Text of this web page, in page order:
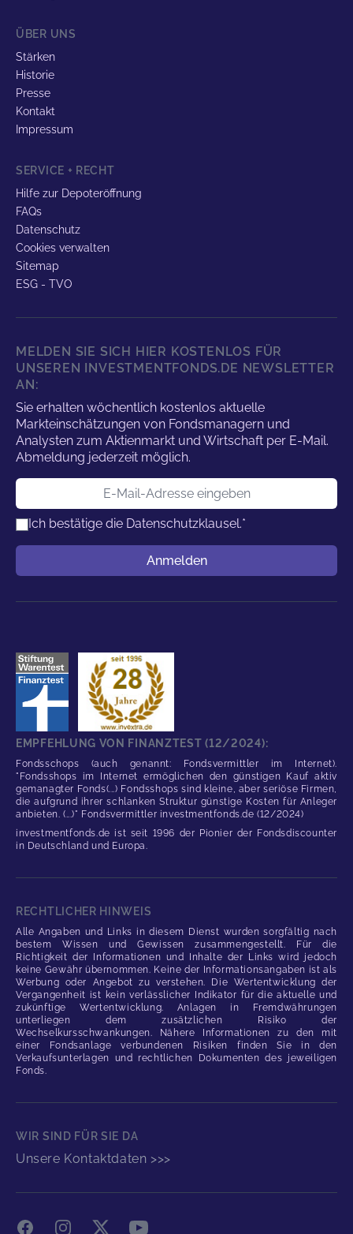
ÜBER UNS
Stärken
Historie
Presse
Kontakt
Impressum
SERVICE + RECHT
Hilfe zur Depoteröffnung
FAQs
Datenschutz
Cookies verwalten
Sitemap
ESG - TVO
MELDEN SIE SICH HIER KOSTENLOS FÜR
UNSEREN INVESTMENTFONDS.DE NEWSLETTER
AN:
Sie erhalten wöchentlich kostenlos aktuelle
Markteinschätzungen von Fondsmanagern und
Analysten zum Aktienmarkt und Wirtschaft per E-Mail.
Abmeldung jederzeit möglich.
E-Mail-Adresse
Ich bestätige die Datenschutzklausel.*
Anmelden
EMPFEHLUNG VON FINANZTEST (12/2024):
Fondsschops (auch genannt: Fondsvermittler im Internet).
"Fondsshops im Internet ermöglichen den günstigen Kauf aktiv
gemanagter Fonds(...) Fondsshops sind kleine, aber seriöse Firmen,
die aufgrund ihrer schlanken Struktur günstige Kosten für Anleger
anbieten. (...)" Fondsvermittler investmentfonds.de (12/2024)
investmentfonds.de ist seit 1996 der Pionier der Fondsdiscounter
in Deutschland und Europa.
RECHTLICHER HINWEIS
Alle Angaben und Links in diesem Dienst wurden sorgfältig nach
bestem Wissen und Gewissen zusammengestellt. Für die
Richtigkeit der Informationen und Inhalte der Links wird jedoch
keine Gewähr übernommen. Keine der Informationsangaben ist als
Werbung oder Angebot zu verstehen. Die Wertentwicklung der
Vergangenheit ist kein verlässlicher Indikator für die aktuelle und
zukünftige Wertentwicklung. Anlagen in Fremdwährungen
unterliegen dem zusätzlichen Risiko der
Wechselkursschwankungen. Nähere Informationen zu den mit
einer Fondsanlage verbundenen Risiken finden Sie in den
Verkaufsunterlagen und rechtlichen Dokumenten des jeweiligen
Fonds.
WIR SIND FÜR SIE DA
Unsere Kontaktdaten >>>
FacebookInstagram
X YouTube